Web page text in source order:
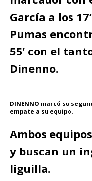
García a los
Pumas
55’ con el
Dinenno.
DINENNO marcó su
empate a su equipo.
Ambos
y buscan un
liguilla.